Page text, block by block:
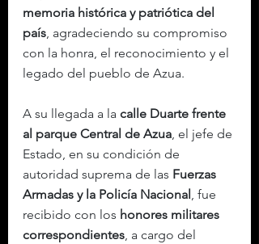
memoria histórica y patriótica del
país, agradeciendo su compromiso
con la honra, el reconocimiento y el
legado del pueblo de Azua.
A su llegada a la calle Duarte frente
al parque Central de Azua, el jefe de
Estado, en su condición de
autoridad suprema de las Fuerzas
Armadas y la Policía Nacional, fue
recibido con los honores militares
correspondientes, a cargo del